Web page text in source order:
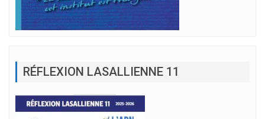
RÉFLEXION LASALLIENNE 11